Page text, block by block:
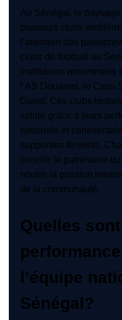
Au Sénégal, le
plusieurs clubs
l’attention des
clubs de football au
institutions renommées
l’AS Douanes, le Casa
Diaraf. Ces clubs
solide grâce à leurs
nationale et
supporters fervents.
enrichir le patrimoine
nourrir la passion
de la communauté.
Quelles
l’équipe
Sénégal?